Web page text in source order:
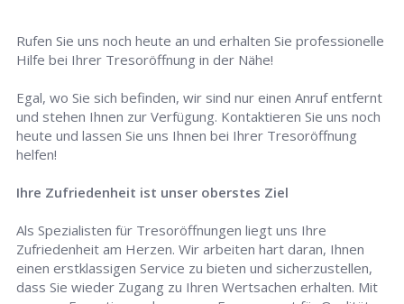
Rufen Sie uns noch heute an und erhalten Sie professionelle
Hilfe bei Ihrer Tresoröffnung in der Nähe!
Egal, wo Sie sich befinden, wir sind nur einen Anruf entfernt
und stehen Ihnen zur Verfügung. Kontaktieren Sie uns noch
heute und lassen Sie uns Ihnen bei Ihrer Tresoröffnung
helfen!
Ihre Zufriedenheit ist unser oberstes Ziel
Als Spezialisten für Tresoröffnungen liegt uns Ihre
Zufriedenheit am Herzen. Wir arbeiten hart daran, Ihnen
einen erstklassigen Service zu bieten und sicherzustellen,
dass Sie wieder Zugang zu Ihren Wertsachen erhalten. Mit